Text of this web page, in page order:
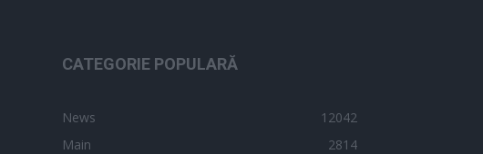
CATEGORIE POPULARĂ
News
12042
Main
2814